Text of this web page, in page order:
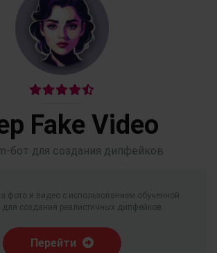
Fake Video
бот для создания дипфейков
фото и видео с использованием обученной
для создания реалистичных дипфейков.
Перейти